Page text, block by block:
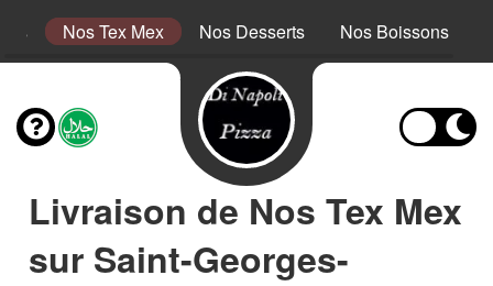
Nos Tex Mex Nos Desserts Nos Boissons
Livraison de Nos Tex Mex
sur Saint-Georges-